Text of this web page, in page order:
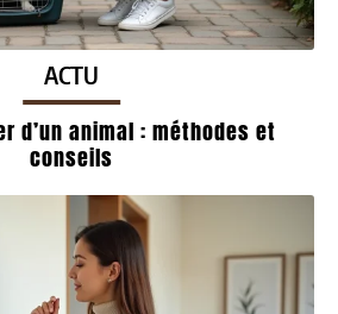
ACTU
d’un animal : méthodes et
conseils